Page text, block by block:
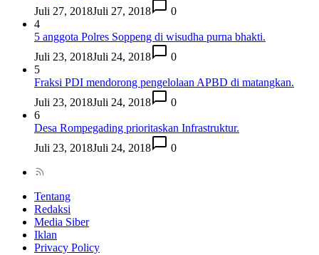
Juli 27, 2018Juli 27, 2018
0
4
5 anggota Polres Soppeng di wisudha purna bhakti.
Juli 23, 2018Juli 24, 2018
0
5
Fraksi PDI mendorong pengelolaan APBD di matangkan.
Juli 23, 2018Juli 24, 2018
0
6
Desa Rompegading prioritaskan Infrastruktur.
Juli 23, 2018Juli 24, 2018 0
Tentang
Redaksi
Media Siber
Iklan
Privacy Policy